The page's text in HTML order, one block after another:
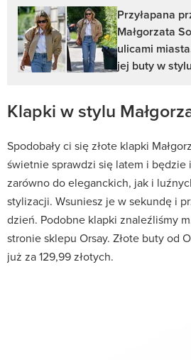
Przyłapana
Małgorzata
ulicami
jej buty w
Klapki w stylu
Spodobały ci się złote klapki
świetnie sprawdzi się latem i będzie
zarówno do eleganckich, jak i
stylizacji. Wsuniesz je w sekundę i
dzień. Podobne klapki znaleźliśmy
stronie sklepu Orsay. Złote buty od
już za 129,99 złotych.